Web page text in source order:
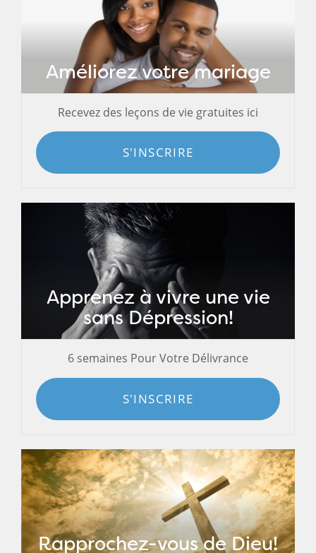
Améliorez votre mariage
Recevez des leçons de vie gratuites ici
S'INSCRIRE
Apprenez à vivre une vie
sans Dépression!
6 semaines Pour Votre Délivrance
S'INSCRIRE
Rapprochez-vous de Dieu!